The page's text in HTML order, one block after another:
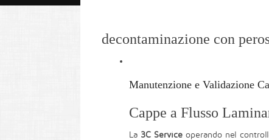
decontaminazione con
Manutenzione e Validazione
Cappe a Flusso
La 3C Service operando nel